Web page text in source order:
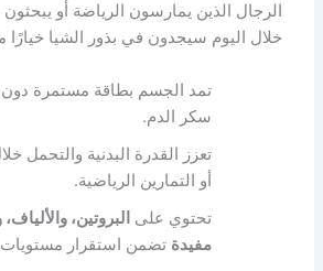
الرجال الذين يمارسون الرياضة أو
خلال اليوم سيجدون في بذور الشيا خيارًا
تمد الجسم بطاقة مستمرة
سكر الدم.
تعزز القدرة البدنية والتحمل
أو التمارين الرياضية.
تحتوي على البروتين،
مفيدة تضمن استقرار مستويات